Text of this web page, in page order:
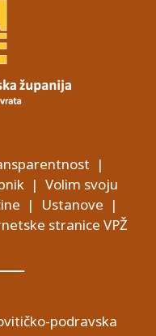
|
| Volim svoju
| Ustanove |
stranice VPŽ
podravska